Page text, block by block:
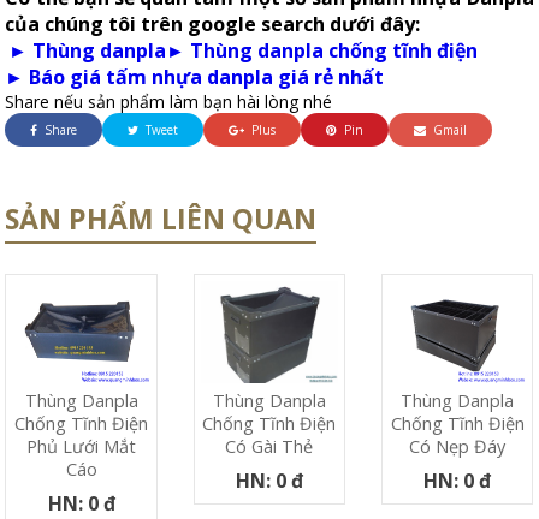
của chúng tôi trên google search dưới đây:
► Thùng danpla► Thùng danpla chống tĩnh điện
► Báo giá tấm nhựa danpla giá rẻ nhất
Share nếu sản phẩm làm bạn hài lòng nhé
Share Tweet Plus Pin Gmail
SẢN PHẨM LIÊN QUAN
Thùng Danpla
Chống Tĩnh Điện
Phủ Lưới Mắt
Cáo
HN: 0 đ
Thùng Danpla
Chống Tĩnh Điện
Có Gài Thẻ
HN: 0 đ
Thùng Danpla
Chống Tĩnh Điện
Có Nẹp Đáy
HN: 0 đ